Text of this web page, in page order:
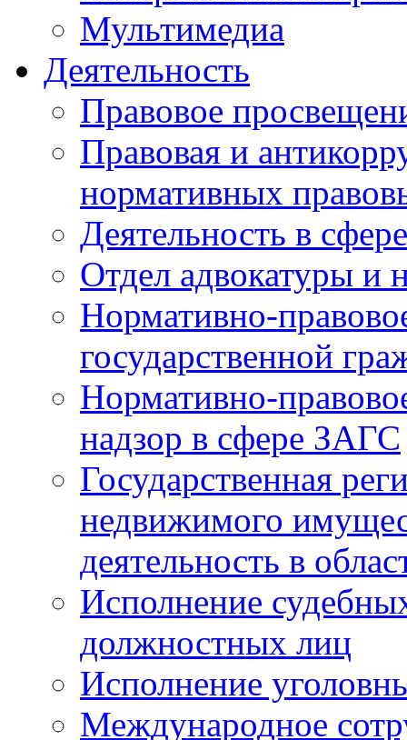
Мультимедиа
Деятельность
Правовое
Правовая и
нормативных
Деятельность в
Отдел адвокатуры и
Нормативно-
государственной
Нормативно-
надзор в сфере ЗАГС
Государственная
недвижимого
деятельность в
Исполнение
должностных лиц
Исполнение
Международное